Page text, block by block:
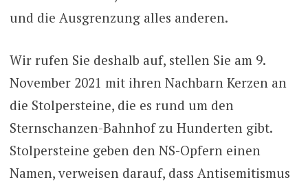
und die Ausgrenzung alles anderen.
Wir rufen Sie deshalb auf, stellen Sie am 9.
November 2021 mit ihren Nachbarn Kerzen an
die Stolpersteine, die es rund um den
Sternschanzen-Bahnhof zu Hunderten gibt.
Stolpersteine geben den NS-Opfern einen
Namen, verweisen darauf, dass Antisemitismus